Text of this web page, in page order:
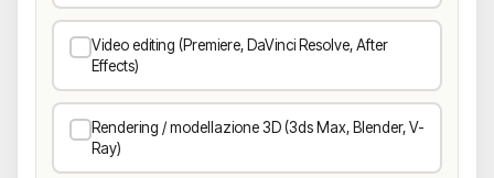
Video editing (Premiere, DaVinci Resolve, After
Effects)
Rendering / modellazione 3D (3ds Max, Blender, V-
Ray)